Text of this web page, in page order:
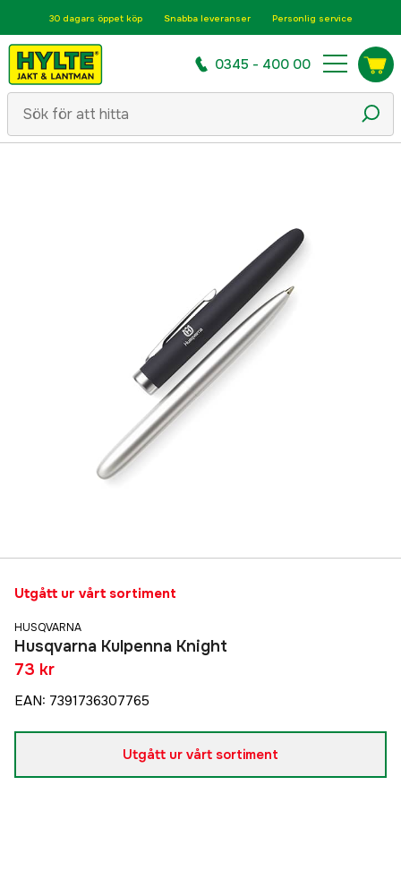
30 dagars öppet köp Snabba leveranser Personlig service
0345 - 400 00
Utgått ur vårt sortiment
HUSQVARNA
Husqvarna Kulpenna Knight
73 kr
EAN: 7391736307765
Utgått ur vårt sortiment